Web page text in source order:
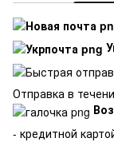
Отправка в
- кредитной